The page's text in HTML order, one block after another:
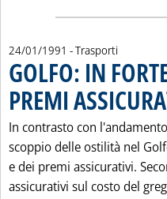
24/01/1991 - Trasporti
GOLFO: IN
PREMI
In contrasto con
scoppio delle ostilità nel
e dei premi assicurativi.
assicurativi sul costo del